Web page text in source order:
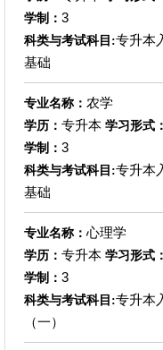
学制： 3
科类与考试科目:专升本
基础
专业名称： 农学
学历： 专升本 学习形式：
学制： 3
科类与考试科目:专升本
基础
专业名称： 心理学
学历： 专升本 学习形式：
学制： 3
科类与考试科目:专升本
（一）